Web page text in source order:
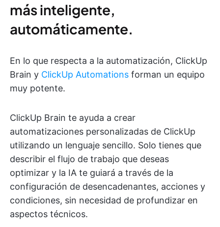
más inteligente,
automáticamente.
En lo que respecta a la automatización, ClickUp
Brain y ClickUp Automations forman un equipo
muy potente.
ClickUp Brain te ayuda a crear
automatizaciones personalizadas de ClickUp
utilizando un lenguaje sencillo. Solo tienes que
describir el flujo de trabajo que deseas
optimizar y la IA te guiará a través de la
configuración de desencadenantes, acciones y
condiciones, sin necesidad de profundizar en
aspectos técnicos.